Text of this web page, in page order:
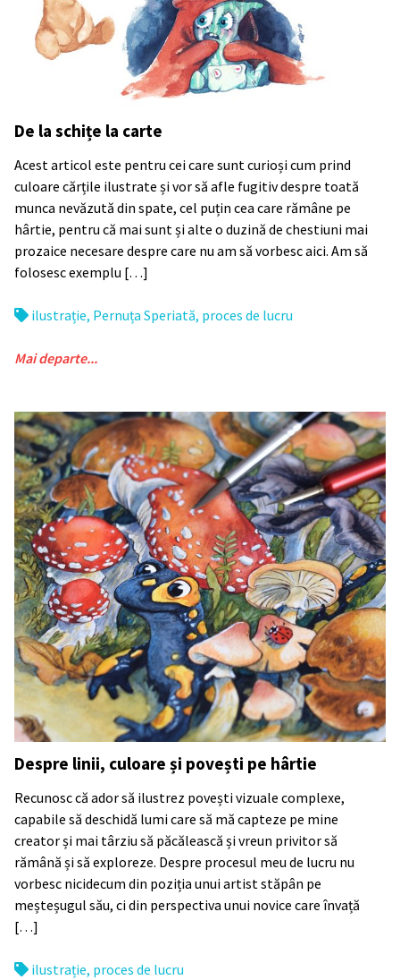
De la schițe la carte
Acest articol este pentru cei care sunt curioși cum prind
culoare cărțile ilustrate și vor să afle fugitiv despre toată
munca nevăzută din spate, cel puțin cea care rămâne pe
hârtie, pentru că mai sunt și alte o duzină de chestiuni mai
prozaice necesare despre care nu am să vorbesc aici. Am să
folosesc exemplu […]
ilustrație, Pernuța Speriată, proces de lucru
Mai departe...
Despre linii, culoare și povești pe hârtie
Recunosc că ador să ilustrez povești vizuale complexe,
capabile să deschidă lumi care să mă capteze pe mine
creator și mai târziu să păcălească și vreun privitor să
rămână și să exploreze. Despre procesul meu de lucru nu
vorbesc nicidecum din poziția unui artist stăpân pe
meșteșugul său, ci din perspectiva unui novice care învață
[…]
ilustrație, proces de lucru